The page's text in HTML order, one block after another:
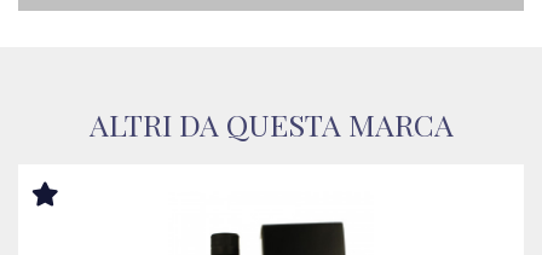
ALTRI DA QUESTA MARCA